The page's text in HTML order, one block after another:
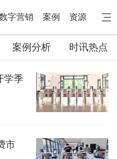
字营销 案例 资源
案例分析 时讯热点
学季
市